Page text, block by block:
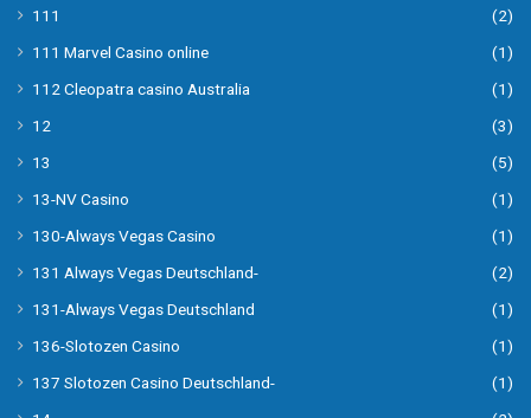
111
(2)
111 Marvel Casino online
(1)
112 Cleopatra casino Australia
(1)
12
(3)
13
(5)
13-NV Casino
(1)
130-Always Vegas Casino
(1)
131 Always Vegas Deutschland-
(2)
131-Always Vegas Deutschland
(1)
136-Slotozen Casino
(1)
137 Slotozen Casino Deutschland-
(1)